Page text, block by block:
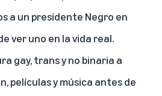
a un presidente Negro en
ver uno en la vida real.
gay, trans y no binaria a
películas y música antes de